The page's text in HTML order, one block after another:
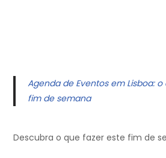
Agenda de Eventos em Lisboa:
fim de semana
Descubra o que fazer este fim de